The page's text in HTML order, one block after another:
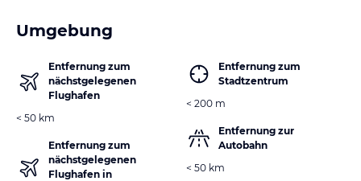
Umgebung
Entfernung zum
nächstgelegenen
Flughafen
< 50 km
Entfernung zum
nächstgelegenen
Flughafen in
Entfernung zum
Stadtzentrum
< 200 m
Entfernung zur
Autobahn
< 50 km